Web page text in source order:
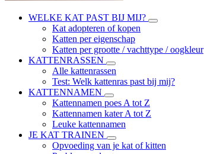
WELKE KAT PAST BIJ MIJ?
Kat adopteren of kopen
Katten per eigenschap
Katten per grootte / vachttype / oogkleur
KATTENRASSEN
Alle kattenrassen
Test: Welk kattenras past bij mij?
KATTENNAMEN
Kattennamen poes A tot Z
Kattennamen kater A tot Z
Leuke kattennamen
JE KAT TRAINEN
Opvoeding van je kat of kitten